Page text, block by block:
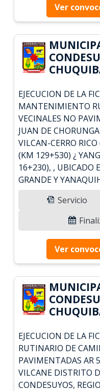
Ver
EJECUCION DE LA
MANTENIMIENTO
VECINALES NO
JUAN DE
VILCAN-CERRO
(KM 129+530) ¿
16+230), , UBICADO
GRANDE Y
Servicio
Ver
EJECUCION DE LA
RUTINARIO DE
PAVIMENTADAS AR
VILCANE DISTRITO
CONDESUYOS,